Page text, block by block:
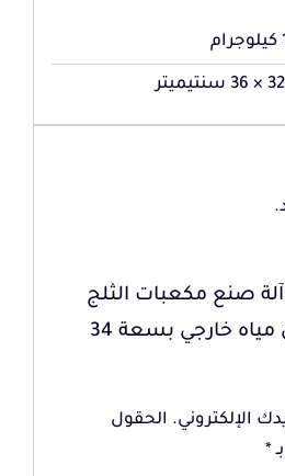
صنع مكعبات الثلج
SIMZLIFE مع خزان مياه خارجي بسعة 34
الإلكتروني. الحقول
*